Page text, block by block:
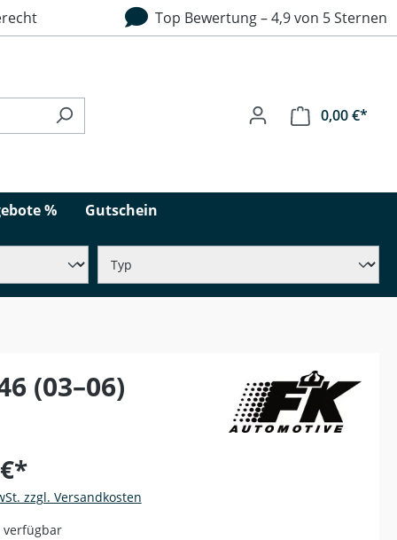
Top Bewertung – 4,9 von 5 Sternen
0,00 €*
% Gutschein
(03–06)
zzgl. Versandkosten